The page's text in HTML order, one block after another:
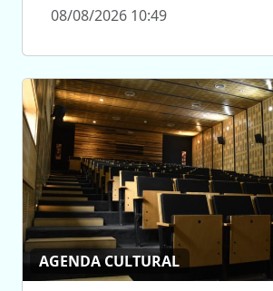
08/08/2026 10:49
AGENDA CULTURAL